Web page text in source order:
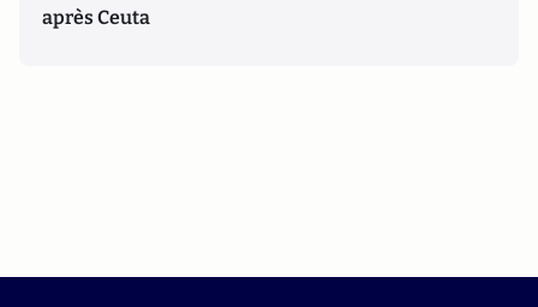
après Ceuta